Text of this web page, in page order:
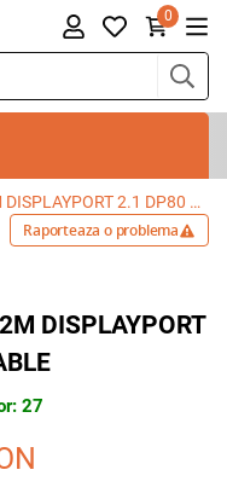
0
DP21V-2M-DP80-CABLE/2M DISPLAYPORT 2.1 DP80 CABLE
Raporteaza o problema
DISPLAYPORT
27